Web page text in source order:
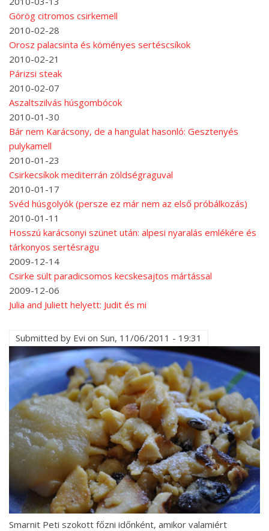
Görög citromos csirkemell
2010-02-28
Orosz palacsinta és köményes sertéscsíkok
2010-02-21
Párizsi steak
2010-02-07
Aszaltszilvás húsgombócok
2010-01-30
Bár nem Karácsony, de a hangulat hasonló: Gesztenyés
pulykamell
2010-01-23
Csirkecsíkok mediterrán zöldségraguval
2010-01-17
Svéd húsgolyók (persze ez már nem az első próbálkozás)
2010-01-11
Hosszú karácsonyi szünet után: alpesi nyaralás emlékére és
tárkonyos sertésragu
2009-12-14
Csirke sült paradicsomos kecskesajtos mártással
2009-12-06
Julia and Juliett helyett: Judit és mi
Submitted by Evi on Sun, 11/06/2011 - 19:31
Smarnit Peti szokott főzni időnként, amikor valamiért